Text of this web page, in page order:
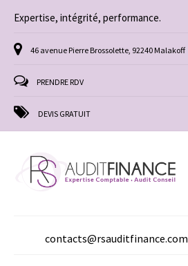
Expertise, intégrité, performance.
46 avenue Pierre Brossolette, 92240 Malakoff
PRENDRE RDV
DEVIS GRATUIT
contacts@rsauditfinance.com